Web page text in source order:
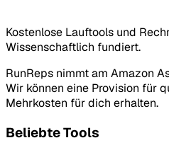
Kostenlose Lauftools und
Wissenschaftlich fundiert.
RunReps nimmt am Amazon
Wir können eine Provision für
Mehrkosten für dich erhalten.
Beliebte Tools